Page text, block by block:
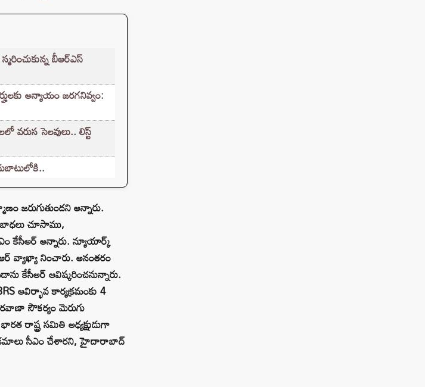
బీఆర్ఎస్
అన్యాయం జరగనివ్వం:
వరుస సెలవులు.. లిస్ట్
జరుగుతుందని అన్నారు.
బాధలు చూసాము,
అన్నారు. న్యూయార్క్
వ్యాఖ్యా నించారు. అనంతరం
కేసీఅర్ ఆవిష్కరించనున్నారు.
ఆవిర్భావ కార్యక్రమంకు 4
రవాణా సౌకర్యం మెరుగు
రాష్ట్ర సమితి అధ్యక్షుడుగా
సీఎం చేశారని, హైదారాబాద్